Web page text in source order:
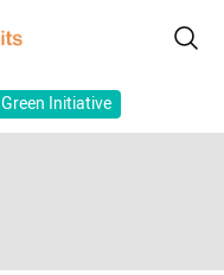
Green Initiative